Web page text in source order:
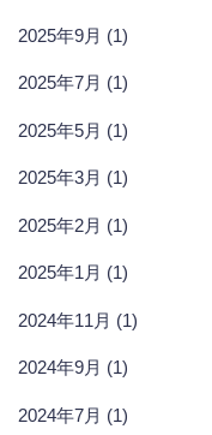
2025年9月 (1)
2025年7月 (1)
2025年5月 (1)
2025年3月 (1)
2025年2月 (1)
2025年1月 (1)
2024年11月 (1)
2024年9月 (1)
2024年7月 (1)